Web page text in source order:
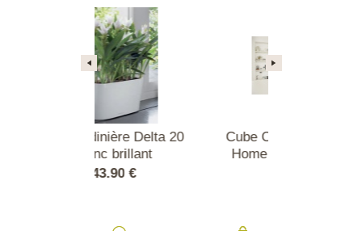
Cube Color Green Wall
Home Kit Color blanc